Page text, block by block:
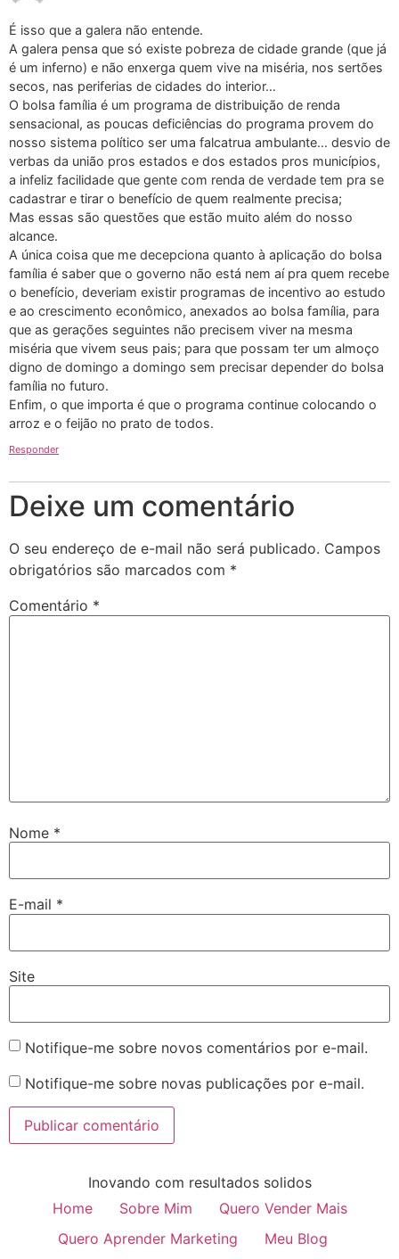
É isso que a galera não entende.
A galera pensa que só existe pobreza de cidade grande (que já
é um inferno) e não enxerga quem vive na miséria, nos sertões
secos, nas periferias de cidades do interior…
O bolsa família é um programa de distribuição de renda
sensacional, as poucas deficiências do programa provem do
nosso sistema político ser uma falcatrua ambulante… desvio de
verbas da união pros estados e dos estados pros municípios,
a infeliz facilidade que gente com renda de verdade tem pra se
cadastrar e tirar o benefício de quem realmente precisa;
Mas essas são questões que estão muito além do nosso
alcance.
A única coisa que me decepciona quanto à aplicação do bolsa
família é saber que o governo não está nem aí pra quem recebe
o benefício, deveriam existir programas de incentivo ao estudo
e ao crescimento econômico, anexados ao bolsa família, para
que as gerações seguintes não precisem viver na mesma
miséria que vivem seus pais; para que possam ter um almoço
digno de domingo a domingo sem precisar depender do bolsa
família no futuro.
Enfim, o que importa é que o programa continue colocando o
arroz e o feijão no prato de todos.
Responder
Deixe um comentário
O seu endereço de e-mail não será publicado. Campos
obrigatórios são marcados com *
Comentário *
Nome *
E-mail *
Site
Notifique-me sobre novos comentários por e-mail.
Notifique-me sobre novas publicações por e-mail.
Inovando com resultados solidos
Home
Sobre Mim
Quero Vender Mais
Quero Aprender Marketing
Meu Blog